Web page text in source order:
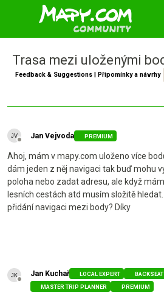
Trasa mezi uloženými
Feedback & Suggestions | Připomínky a návrhy
Jan Vejvoda PREMIUM
Ahoj, mám v mapy.com uloženo více
dám jeden z něj navigaci tak buď mohu
poloha nebo zadat adresu, ale když
lesních cestách atd musím složitě
přidání navigaci mezi body? Díky
Offline
Jan Kuchař LOCAL EXPERT
MASTER TRIP PLANNER
PREMIUM